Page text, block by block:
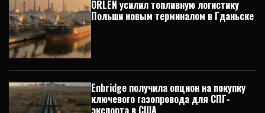
ORLEN усилил топливную логистику
Польши новым терминалом в Гданьске
Enbridge получила опцион на покупку
ключевого газопровода для СПГ-
экспорта в США